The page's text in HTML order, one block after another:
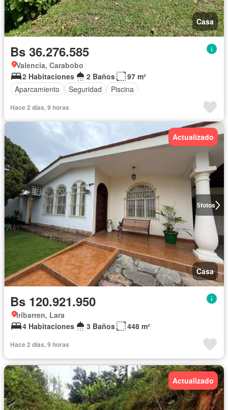
Casa
Bs 36.276.585
Valencia, Carabobo
2 Habitaciones
2 Baños
97 m²
Aparcamiento
Seguridad Piscina
Hace 2 días, 9 horas
5fotos
Actualizado
Casa
Bs 120.921.950
Iribarren, Lara
4 Habitaciones
3 Baños 448 m²
Hace 2 días, 9 horas
Actualizado